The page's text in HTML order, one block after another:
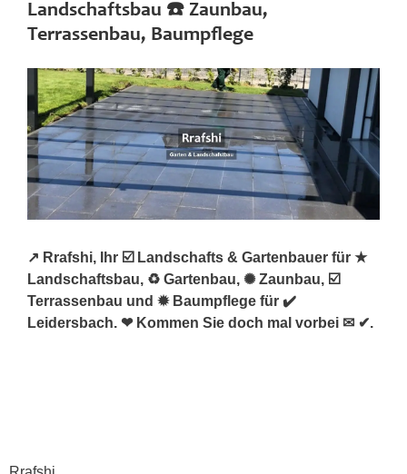
Landschaftsbau ☎️ Zaunbau,
Terrassenbau, Baumpflege
↗️ Rrafshi, Ihr ☑️ Landschafts & Gartenbauer für ★
Landschaftsbau, ♻ Gartenbau, ✺ Zaunbau, ☑️
Terrassenbau und ✹ Baumpflege für ✔️
Leidersbach. ❤ Kommen Sie doch mal vorbei ✉ ✔.